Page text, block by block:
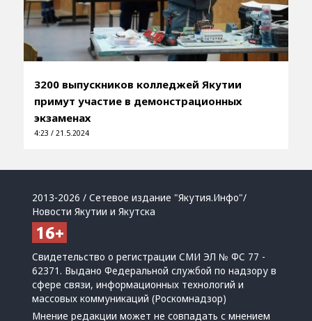
3200 выпускников колледжей Якутии
примут участие в демонстрационных
экзаменах
4:23 / 21.5.2024
2013-2026 / Сетевое издание "Якутия.Инфо"/
Новости Якутии и Якутска
Свидетельство о регистрации СМИ ЭЛ № ФС 77 -
62371. Выдано Федеральной службой по надзору в
сфере связи, информационных технологий и
массовых коммуникаций (Роскомнадзор)
Мнение редакции может не совпадать с мнением